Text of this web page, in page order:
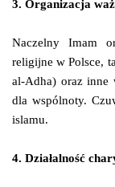
3. Organizacja
Naczelny Imam
religijne w Polsce,
al-Adha) oraz inne
dla wspólnoty.
islamu.
4. Działalność